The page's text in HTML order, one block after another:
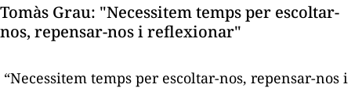
Tomàs Grau: "Necessitem temps per escoltar-
nos, repensar-nos i reflexionar"
“Necessitem temps per escoltar-nos, repensar-nos i